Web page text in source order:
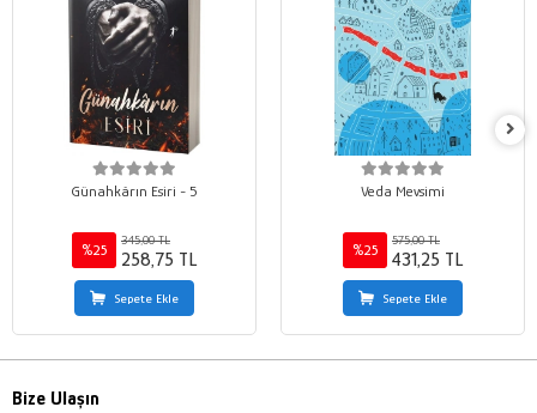
Günahkârın Esiri - 5
%25
345,00 TL
258,75 TL
Sepete Ekle
Veda Mevsimi
%25
575,00 TL
431,25 TL
Sepete Ekle
Bize Ulaşın